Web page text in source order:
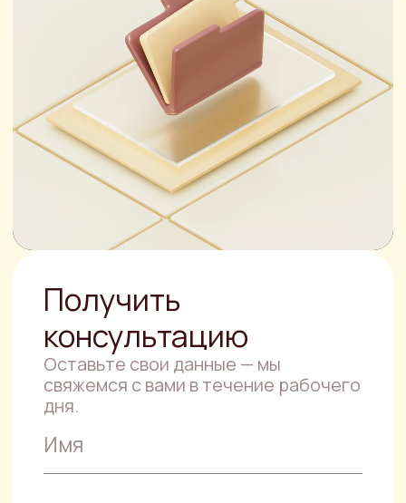
ОТПРАВИТЬ ЗАЯВКУ
Нажимая кнопку, вы соглашаетесь с
политикой конфиденциальности.
Другие услуги
Юридическая
консультация
Специалисты компании PJS готовы
прийти на помощь тому, кто находится
Правовой анализ